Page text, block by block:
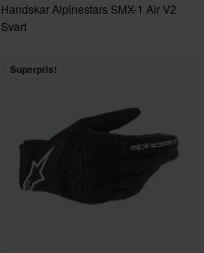
Handskar Alpinestars SMX-1 Air V2
Svart
Superpris!